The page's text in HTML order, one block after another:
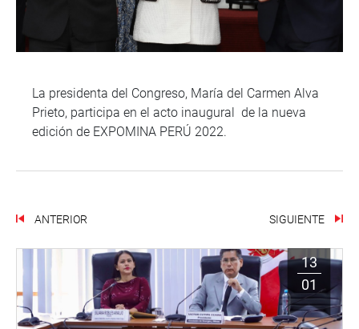
La presidenta del Congreso, María del Carmen Alva
Prieto, participa en el acto inaugural de la nueva
edición de EXPOMINA PERÚ 2022.
ANTERIOR SIGUIENTE
13
01